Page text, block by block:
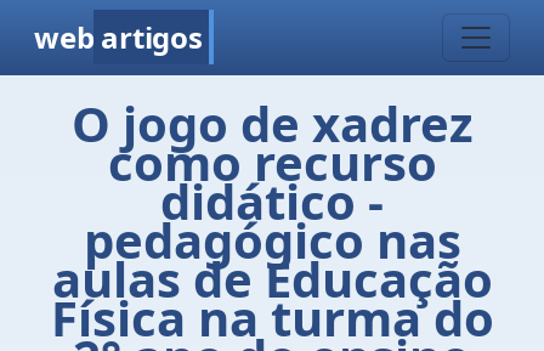
web artigos
O jogo de xadrez
como recurso
didático -
pedagógico nas
aulas de Educação
Física na turma do